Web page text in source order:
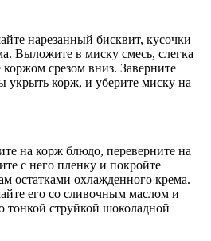
нарезанный бисквит, кусочки
Выложите в миску смесь, слегка
коржом срезом вниз. Заверните
укрыть корж, и уберите миску на
на корж блюдо, переверните на
с него пленку и покройте
остатками охлажденного крема.
его со сливочным маслом и
тонкой струйкой шоколадной